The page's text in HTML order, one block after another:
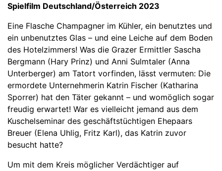
Spielfilm Deutschland/Österreich 2023
Eine Flasche Champagner im Kühler, ein benutztes und
ein unbenutztes Glas – und eine Leiche auf dem Boden
des Hotelzimmers! Was die Grazer Ermittler Sascha
Bergmann (Hary Prinz) und Anni Sulmtaler (Anna
Unterberger) am Tatort vorfinden, lässt vermuten: Die
ermordete Unternehmerin Katrin Fischer (Katharina
Sporrer) hat den Täter gekannt – und womöglich sogar
freudig erwartet! War es vielleicht jemand aus dem
Kuschelseminar des geschäftstüchtigen Ehepaars
Breuer (Elena Uhlig, Fritz Karl), das Katrin zuvor
besucht hatte?
Um mit dem Kreis möglicher Verdächtiger auf